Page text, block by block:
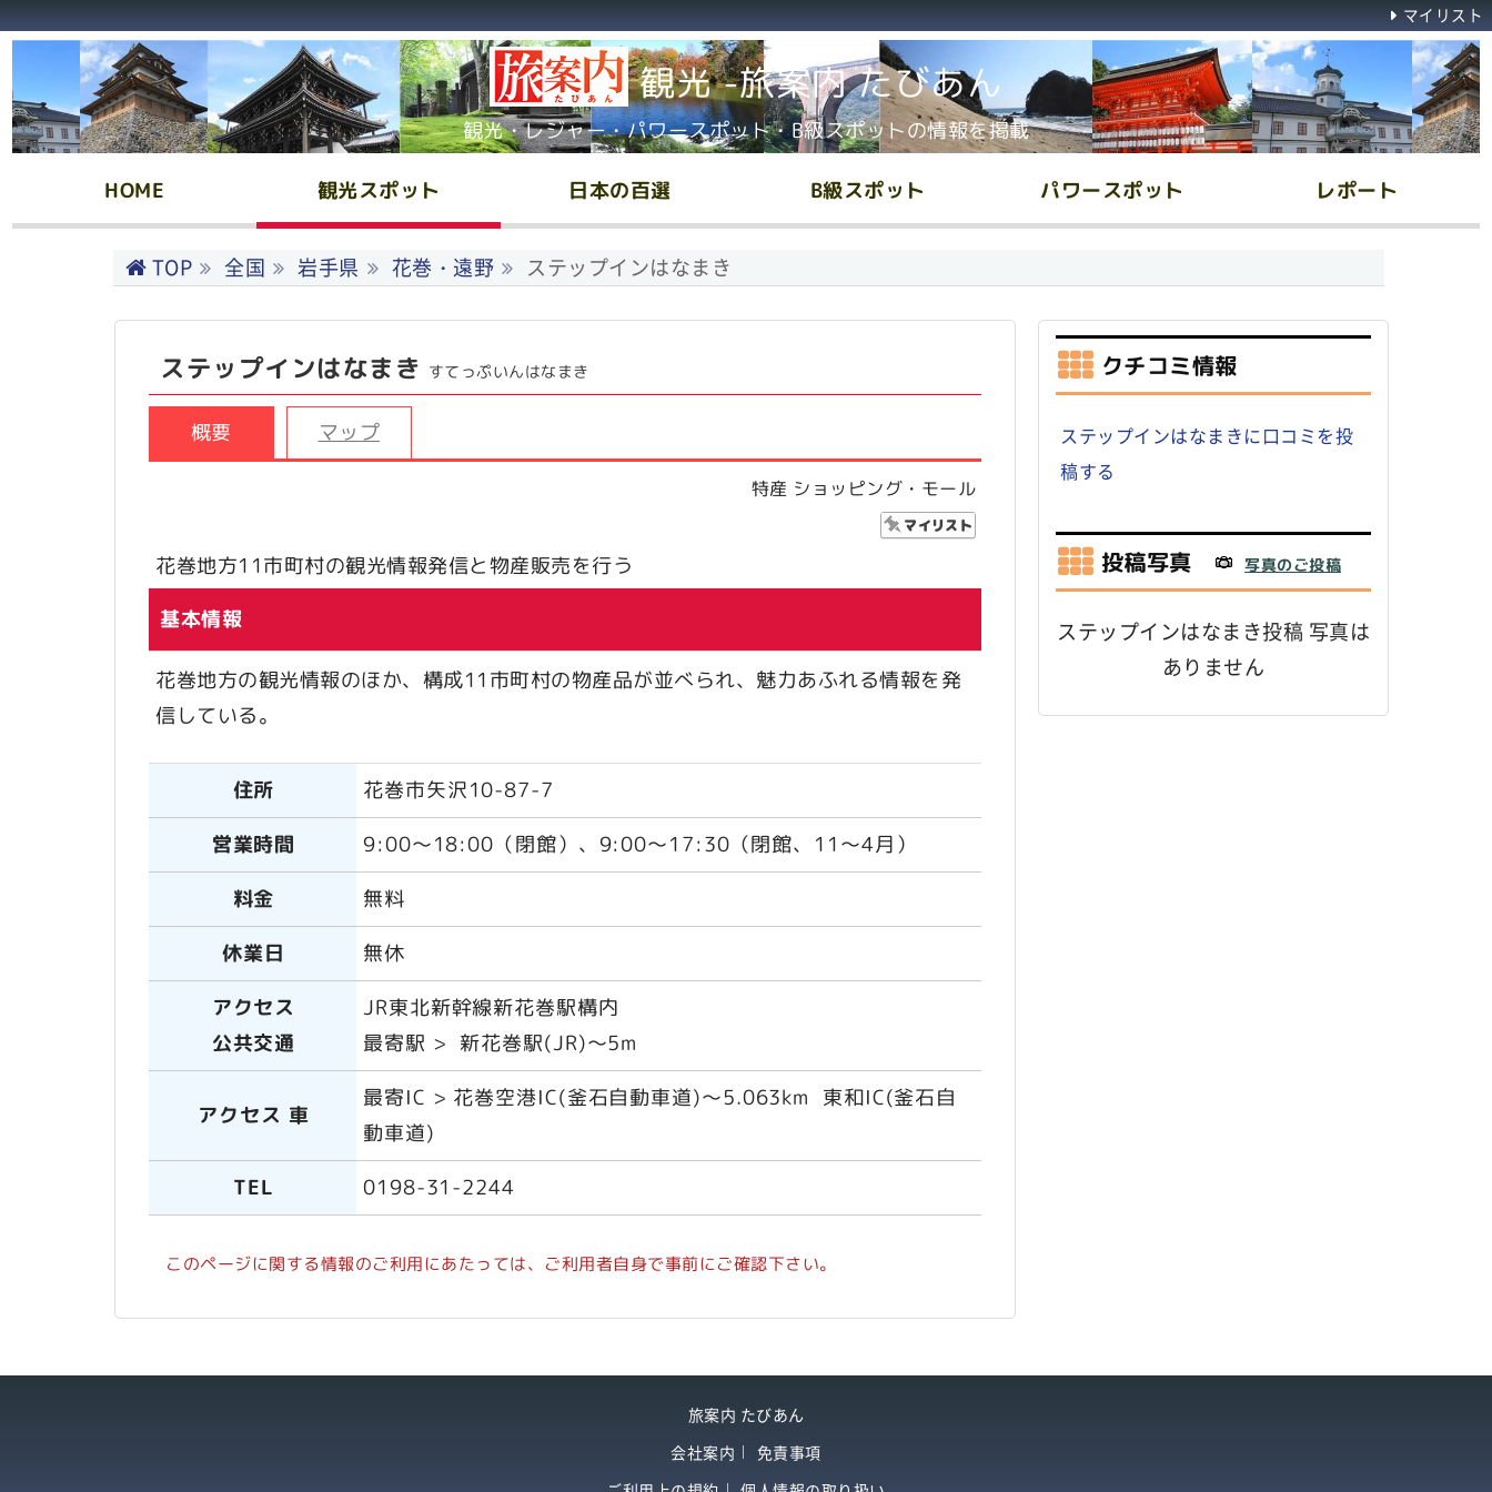
観光 -旅案内 たびあん
観光・レジャー・パワースポット・B級スポットの情報を掲載
HOME 観光スポット 日本の百選 B級スポット パワースポット レポート
マイリスト
TOP 全国 岩手県 花巻・遠野 ステップインはなまき
ステップインはなまき すてっぷいんはなまき
概要 マップ
特産 ショッピング・モール
花巻地方11市町村の観光情報発信と物産販売を行う
基本情報
花巻地方の観光情報のほか、構成11市町村の物産品が並べられ、魅力あふれる情報を発
信している。
住所
花巻市矢沢10-87-7
営業時間
9:00～18:00（閉館）、9:00～17:30（閉館、11～4月）
料金
無料
休業日
無休
アクセス
公共交通
JR東北新幹線新花巻駅構内
最寄駅 > 新花巻駅(JR)～5m
アクセス 車
最寄IC > 花巻空港IC(釜石自動車道)～5.063km 東和IC(釜石自
動車道)
TEL
0198-31-2244
このページに関する情報のご利用にあたっては、ご利用者自身で事前にご確認下さい。
クチコミ情報
ステップインはなまきに口コミを投
稿する
投稿写真 写真のご投稿
ステップインはなまき投稿 写真は
ありません
旅案内 たびあん
会社案内
免責事項